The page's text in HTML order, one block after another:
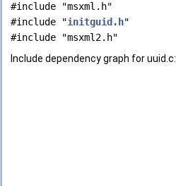
#include "msxml.h"
#include "initguid.h"
#include "msxml2.h"
Include dependency graph for uuid.c: